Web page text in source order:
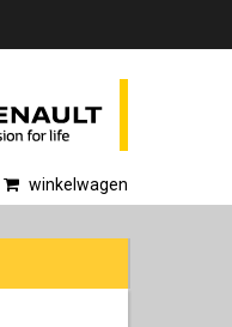
winkelwagen